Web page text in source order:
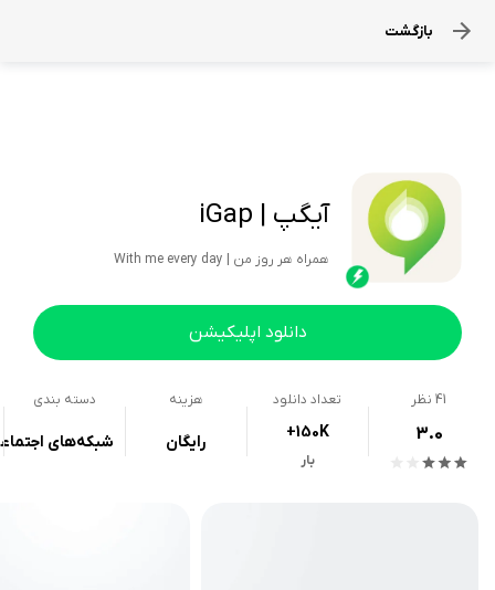
بازگشت
آیگپ | iGap
همراه هر روز من | With me every day
دانلود اپلیکیشن
41 نظر
3.0
تعداد دانلود
+150K
بار
هزینه
رایگان
دسته بندی
شبکه‌های